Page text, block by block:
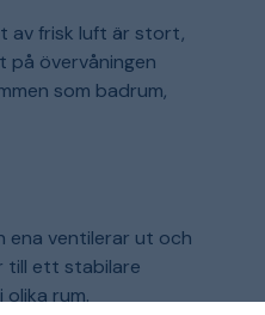
av frisk luft är stort,
på övervåningen
som badrum,
ena ventilerar ut och
till ett stabilare
rum.